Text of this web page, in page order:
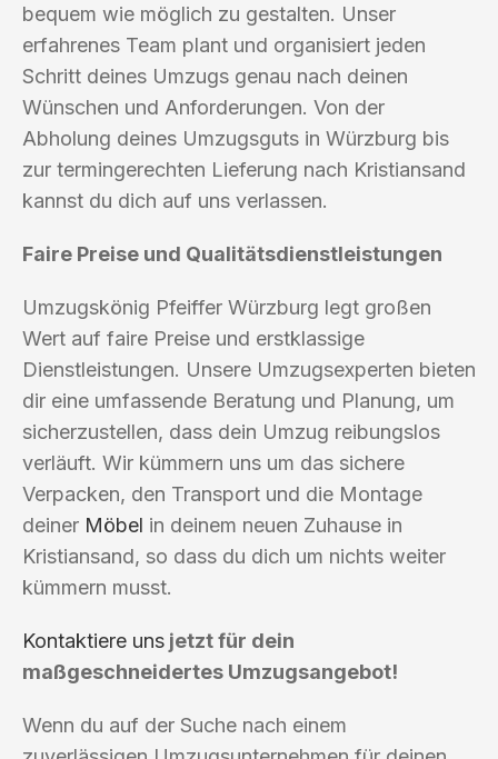
bequem wie möglich zu gestalten. Unser
erfahrenes Team plant und organisiert jeden
Schritt deines Umzugs genau nach deinen
Wünschen und Anforderungen. Von der
Abholung deines Umzugsguts in Würzburg bis
zur termingerechten Lieferung nach Kristiansand
kannst du dich auf uns verlassen.
Faire Preise und Qualitätsdienstleistungen
Umzugskönig Pfeiffer Würzburg legt großen
Wert auf faire Preise und erstklassige
Dienstleistungen. Unsere Umzugsexperten bieten
dir eine umfassende Beratung und Planung, um
sicherzustellen, dass dein Umzug reibungslos
verläuft. Wir kümmern uns um das sichere
Verpacken, den Transport und die Montage
deiner Möbel in deinem neuen Zuhause in
Kristiansand, so dass du dich um nichts weiter
kümmern musst.
Kontaktiere uns jetzt für dein
maßgeschneidertes Umzugsangebot!
Wenn du auf der Suche nach einem